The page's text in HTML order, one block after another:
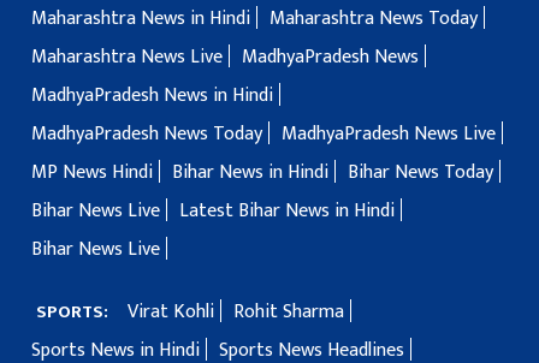
Maharashtra News in Hindi
Maharashtra News Today
Maharashtra News Live
MadhyaPradesh News
MadhyaPradesh News in Hindi
MadhyaPradesh News Today
MadhyaPradesh News Live
MP News Hindi
Bihar News in Hindi
Bihar News Today
Bihar News Live
Latest Bihar News in Hindi
Bihar News Live
SPORTS: Virat Kohli
Rohit Sharma
Sports News in Hindi Sports News Headlines